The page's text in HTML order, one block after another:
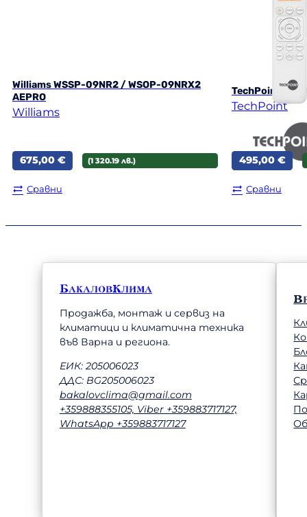
Williams WSSP-09NR2 / WSOP-09NRX2
AEPRO
Williams
675,00 € (1 320.19 лв.)
Сравни
TechPoint NPT
TechPoint
495,00 €
Сравни
БакаловКлима
Продажба, монтаж и сервиз на
климатици и климатична техника
във Варна и региона.
ЕИК: 205006023
ДДС: BG205006023
bakalovclima@gmail.com
+359888355105, Viber +359883717127,
WhatsApp +359883717127